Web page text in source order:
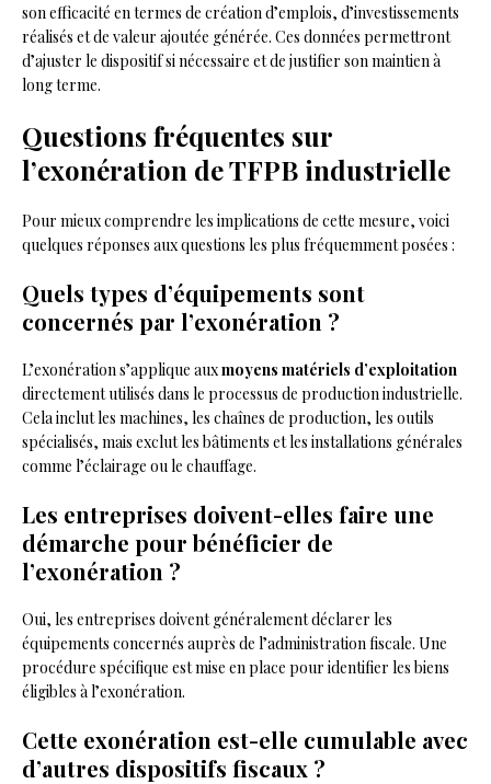
son efficacité en termes de création d’emplois, d’investissements
réalisés et de valeur ajoutée générée. Ces données permettront
d’ajuster le dispositif si nécessaire et de justifier son maintien à
long terme.
Questions fréquentes sur
l’exonération de TFPB industrielle
Pour mieux comprendre les implications de cette mesure, voici
quelques réponses aux questions les plus fréquemment posées :
Quels types d’équipements sont
concernés par l’exonération ?
L’exonération s’applique auxmoyens matériels d’exploitation
directement utilisés dans le processus de production industrielle.
Cela inclut les machines, les chaînes de production, les outils
spécialisés, mais exclut les bâtiments et les installations générales
comme l’éclairage ou le chauffage.
Les entreprises doivent-elles faire une
démarche pour bénéficier de
l’exonération ?
Oui, les entreprises doivent généralement déclarer les
équipements concernés auprès de l’administration fiscale. Une
procédure spécifique est mise en place pour identifier les biens
éligibles à l’exonération.
Cette exonération est-elle cumulable avec
d’autres dispositifs fiscaux ?